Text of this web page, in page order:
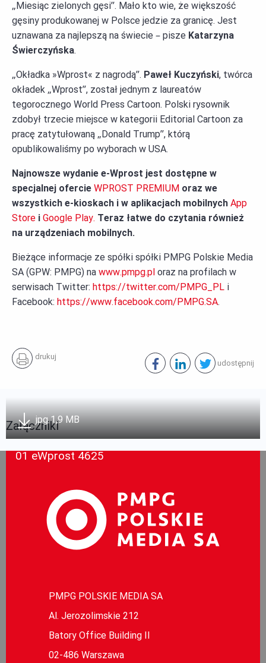
„Miesiąc zielonych gęsi”. Mało kto wie, że większość
gęsiny produkowanej w Polsce jedzie za granicę. Jest
uznawana za najlepszą na świecie – pisze Katarzyna
Świerczyńska.
„Okładka »Wprost« z nagrodą”. Paweł Kuczyński, twórca
okładek „Wprost”, został jednym z laureatów
tegorocznego World Press Cartoon. Polski rysownik
zdobył trzecie miejsce w kategorii Editorial Cartoon za
pracę zatytułowaną „Donald Trump”, którą
opublikowaliśmy po wyborach w USA.
Najnowsze wydanie e-Wprost jest dostępne w
specjalnej ofercie WPROST PREMIUM oraz we
wszystkich e-kioskach i w aplikacjach mobilnych App
Store i Google Play. Teraz łatwe do czytania również
na urządzeniach mobilnych.
Bieżące informacje ze spółki spółki PMPG Polskie Media
SA (GPW: PMPG) na www.pmpg.pl oraz na profilach w
serwisach Twitter: https://twitter.com/PMPG_PL i
Facebook: https://www.facebook.com/PMPG.SA.
drukuj
udostępnij
Załączniki
01 eWprost 4625
jpg 1,9 MB
PMPG POLSKIE MEDIA SA
Al. Jerozolimskie 212
Batory Office Building II
02-486 Warszawa